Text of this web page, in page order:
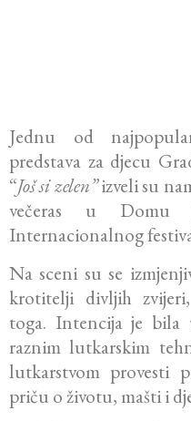
Jednu od
predstava za djecu
“Još si zelen”izveli su
večeras u
Internacionalnog
Na sceni su se
krotitelji divljih
toga. Intencija je bila
raznim lutkarskim
lutkarstvom provesti
priču o životu, mašti i